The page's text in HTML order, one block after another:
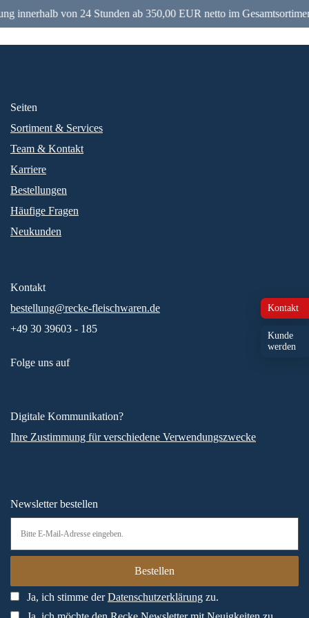
innerhalb von 24 Stunden ab 350,00 EUR netto im
Kontakt
Kunde
werden
Seiten
Sortiment & Services
Team & Kontakt
Karriere
Bestellungen
Häufige Fragen
Neukunden
Kontakt
bestellung@recke-fleischwaren.de
+49 30 39603 - 185
Folge uns auf
Digitale Kommunikation?
Ihre Zustimmung für verschiedene Verwendungszwecke
Newsletter bestellen
Ja, ich stimme derDatenschutzerklärung zu.